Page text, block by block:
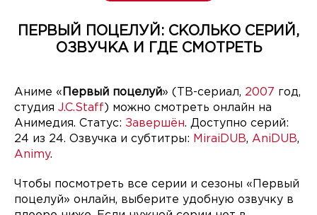
ПЕРВЫЙ ПОЦЕЛУЙ: СКОЛЬКО СЕРИЙ,
ОЗВУЧКА И ГДЕ СМОТРЕТЬ
Аниме « Первый поцелуй» (ТВ-сериал, 2007 год,
студия J.C.Staff ) можно смотреть онлайн на
Анимедия. Статус: Завершён. Доступно серий:
24 из 24. Озвучка и субтитры: MiraiDUB, AniDUB,
Animy.
Чтобы посмотреть все серии и сезоны «Первый
поцелуй» онлайн, выберите удобную озвучку в